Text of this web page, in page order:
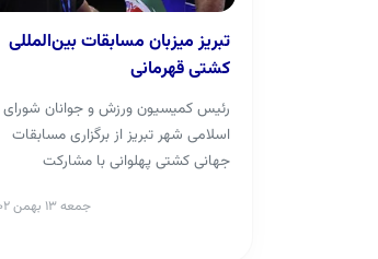
تبریز میزبان مسابقات بین‌المللی
کشتی قهرمانی
رئیس کمیسیون ورزش و جوانان شورای
اسلامی شهر تبریز از برگزاری مسابقات
جهانی کشتی پهلوانی با مشارکت
جمعه ۱۳ بهمن ۱۴۰۲